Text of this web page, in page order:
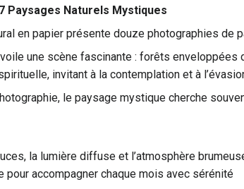
Paysages Naturels Mystiques
en papier présente douze photographies de
une scène fascinante : forêts
invitant à la contemplation et à
le paysage mystique cherche
la lumière diffuse et l’atmosphère
pour accompagner chaque mois avec sérénité